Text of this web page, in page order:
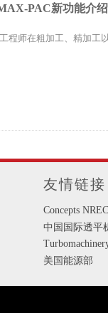
PAC新功能介绍
程师在粗加工、精加工
介绍（下）
能介绍。本期将重点介
Concepts
中国国际透平
美国能源部
友情链接